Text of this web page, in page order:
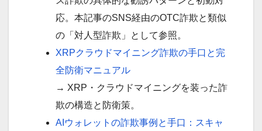
応。本記事のSNS経由のOTC詐欺と類似
の「対人型詐欺」として参照。
XRPクラウドマイニング詐欺の手口と完
全防衛マニュアル
→ XRP・クラウドマイニングを装った詐
欺の構造と防衛策。
AIウォレットの詐欺事例と手口：スキャ